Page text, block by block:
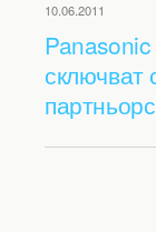
10.06.2011
сключват